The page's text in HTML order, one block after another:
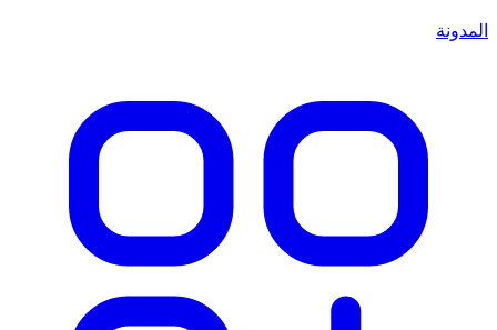
المدونة